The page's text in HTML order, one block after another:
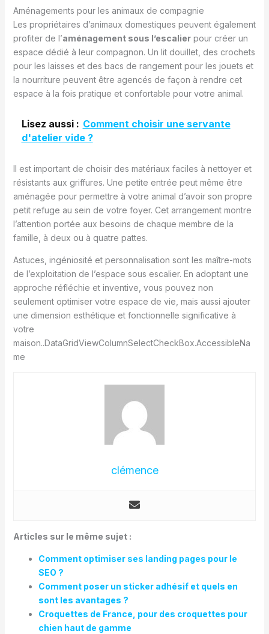
Aménagements pour les animaux de compagnie
Les propriétaires d’animaux domestiques peuvent également
profiter de l’aménagement sous l’escalierpour créer un
espace dédié à leur compagnon. Un lit douillet, des crochets
pour les laisses et des bacs de rangement pour les jouets et
la nourriture peuvent être agencés de façon à rendre cet
espace à la fois pratique et confortable pour votre animal.
Lisez aussi : Comment choisir une servante
d'atelier vide ?
Il est important de choisir des matériaux faciles à nettoyer et
résistants aux griffures. Une petite entrée peut même être
aménagée pour permettre à votre animal d’avoir son propre
petit refuge au sein de votre foyer. Cet arrangement montre
l’attention portée aux besoins de chaque membre de la
famille, à deux ou à quatre pattes.
Astuces, ingéniosité et personnalisation sont les maître-mots
de l’exploitation de l’espace sous escalier. En adoptant une
approche réfléchie et inventive, vous pouvez non
seulement optimiser votre espace de vie, mais aussi ajouter
une dimension esthétique et fonctionnelle significative à
votre
maison..DataGridViewColumnSelectCheckBox.AccessibleNa
me
clémence
Articles sur le même sujet :
Comment optimiser ses landing pages pour le
SEO ?
Comment poser un sticker adhésif et quels en
sont les avantages ?
Croquettes de France, pour des croquettes pour
chien haut de gamme